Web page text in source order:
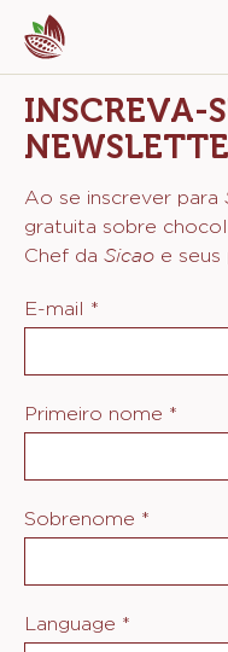
Skip
to
main
content
INSCREVA-
Ao se inscrever para
gratuita sobre
Chef da Sicao e seus
E-mail *
Primeiro nome *
Sobrenome *
Language *